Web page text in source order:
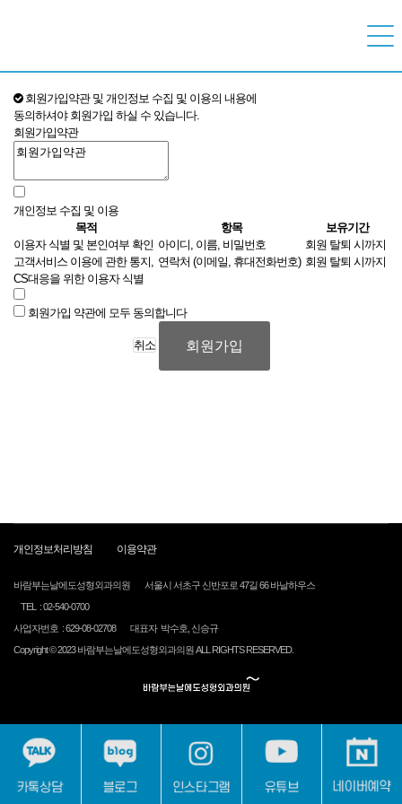
회원가입약관 및 개인정보 수집 및 이용의 내용에
동의하셔야 회원가입 하실 수 있습니다.
회원가입약관
개인정보 수집 및 이용
목적
항목
보유기간
이용자 식별 및 본인여부 확인 아이디, 이름, 비밀번호
회원 탈퇴 시까지
고객서비스 이용에 관한 통지,
CS대응을 위한 이용자 식별
연락처 (이메일, 휴대전화번호) 회원 탈퇴 시까지
회원가입 약관에 모두 동의합니다
취소 회원가입
개인정보처리방침 이용약관
바람부는날에도성형외과의원
서울시 서초구 신반포로 47길 66 바날하우스
TEL : 02-540-0700
사업자번호 : 629-08-02708
대표자 박수호, 신승규
Copyright © 2023 바람부는날에도성형외과의원 ALL RIGHTS RESERVED.